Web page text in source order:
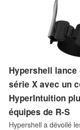
Hypershell
série X avec un
HyperIntuition
équipes de R-S
Hypershell a dévoilé